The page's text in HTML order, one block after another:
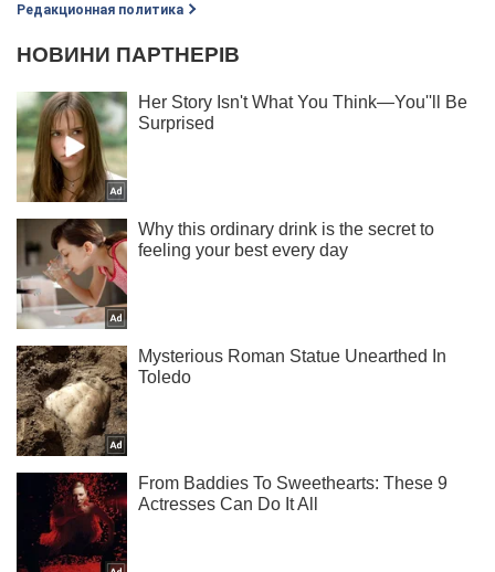
Редакционная политика